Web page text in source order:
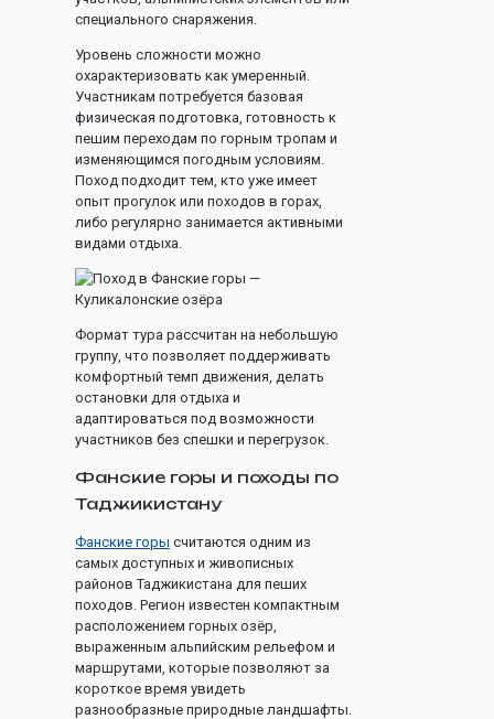
специального снаряжения.
Уровень сложности можно
охарактеризовать как умеренный.
Участникам потребуется базовая
физическая подготовка, готовность к
пешим переходам по горным тропам и
изменяющимся погодным условиям.
Поход подходит тем, кто уже имеет
опыт прогулок или походов в горах,
либо регулярно занимается активными
видами отдыха.
Формат тура рассчитан на небольшую
группу, что позволяет поддерживать
комфортный темп движения, делать
остановки для отдыха и
адаптироваться под возможности
участников без спешки и перегрузок.
Фанские горы и походы по
Таджикистану
Фанские горы считаются одним из
самых доступных и живописных
районов Таджикистана для пеших
походов. Регион известен компактным
расположением горных озёр,
выраженным альпийским рельефом и
маршрутами, которые позволяют за
короткое время увидеть
разнообразные природные ландшафты.